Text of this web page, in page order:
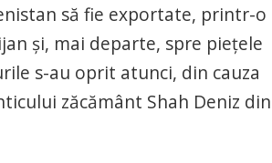
să fie exportate, printr-o
şi, mai departe, spre pieţele
s-au oprit atunci, din cauza
zăcământ Shah Deniz din